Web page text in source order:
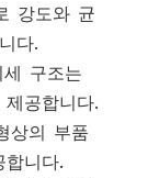
강도와 균
다.
구조는
공합니다.
상의 부품
니다.